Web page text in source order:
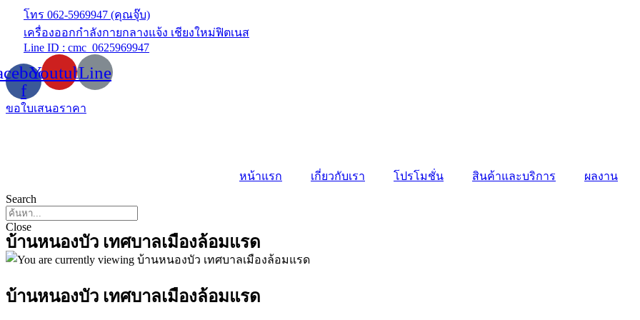
Skip
content
โทร 062-5969947 (คุณจุ๊บ)
เครื่องออกกำลังกายกลางแจ้ง เชียงใหม่ฟิตเนส
Line ID : cmc_0625969947
f
YoutubeLine
ขอใบเสนอราคา
หน้าแรก เกี่ยวกับเรา โปรโมชั่น สินค้าและบริการ ผลงาน
Search
Close
บ้านหนองบัว เทศบาลเมืองล้อมแรด
บ้านหนองบัว เทศบาลเมืองล้อมแรด